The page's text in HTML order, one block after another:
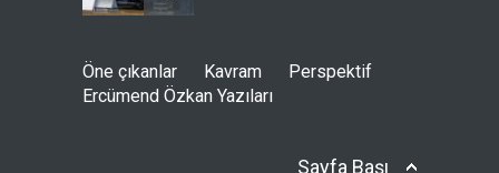
Kolombiya, solcu Petro'nun
yerine aşırı sağcı Espriella'yı
getirdi
Öne çıkanlar Kavram
Perspektif
Ercümend Özkan Yazıları
Sayfa Başı